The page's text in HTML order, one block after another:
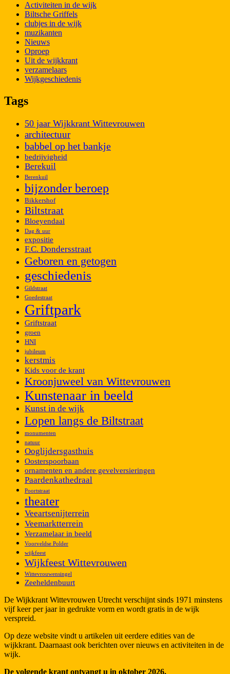
Activiteiten in de wijk
Biltsche Griffels
clubjes in de wijk
muzikanten
Nieuws
Oproep
Uit de wijkkrant
verzamelaars
Wijkgeschiedenis
Tags
50 jaar Wijkkrant Wittevrouwen
architectuur
babbel op het bankje
bedrijvigheid
Berekuil
Berenkuil
bijzonder beroep
Bikkershof
Biltstraat
Bloeyendaal
Dag & uur
expositie
F.C. Dondersstraat
Geboren en getogen
geschiedenis
Gildstraat
Goedestraat
Griftpark
Griftstraat
groen
HNI
jubileum
kerstmis
Kids voor de krant
Kroonjuweel van Wittevrouwen
Kunstenaar in beeld
Kunst in de wijk
Lopen langs de Biltstraat
monumenten
natuur
Ooglijdersgasthuis
Oosterspoorbaan
ornamenten en andere gevelversieringen
Paardenkathedraal
Poortstraat
theater
Veeartsenijterrein
Veemarktterrein
Verzamelaar in beeld
Voorveldse Polder
wijkfeest
Wijkfeest Wittevrouwen
Wittevrouwensingel
Zeeheldenbuurt
De Wijkkrant Wittevrouwen Utrecht verschijnt sinds 1971 minstens
vijf keer per jaar in gedrukte vorm en wordt gratis in de wijk
verspreid.
Op deze website vindt u artikelen uit eerdere edities van de
wijkkrant. Daarnaast ook berichten over nieuws en activiteiten in de
wijk.
De volgende krant ontvangt u in oktober 2026.